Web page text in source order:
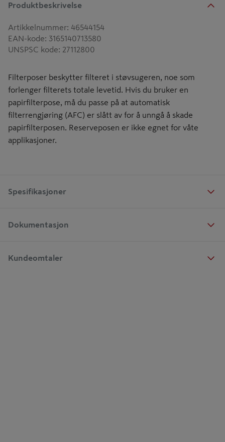
Produktbeskrivelse
Artikkelnummer: 46544154
EAN-kode: 3165140713580
UNSPSC kode: 27112800
Filterposer beskytter filteret i støvsugeren, noe som
forlenger filterets totale levetid. Hvis du bruker en
papirfilterpose, må du passe på at automatisk
filterrengjøring (AFC) er slått av for å unngå å skade
papirfilterposen. Reserveposen er ikke egnet for våte
applikasjoner.
Spesifikasjoner
Dokumentasjon
Kundeomtaler